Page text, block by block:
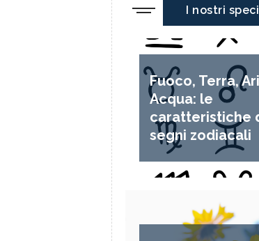
I nostri
Fuoco, Terra,
Acqua: le
caratteristiche
segni zodiacali